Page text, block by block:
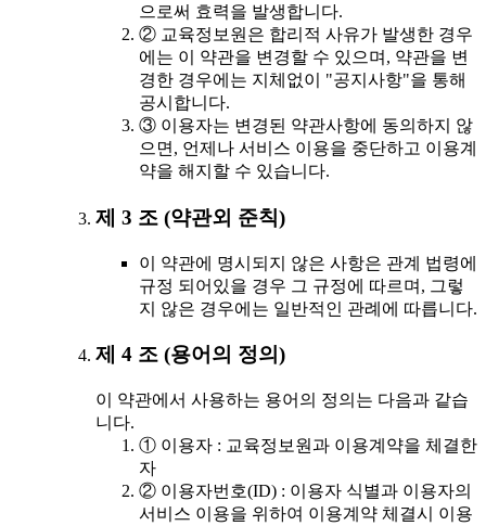
으로써 효력을 발생합니다.
② 교육정보원은 합리적 사유가 발생한 경우
에는 이 약관을 변경할 수 있으며, 약관을 변
경한 경우에는 지체없이 "공지사항"을 통해
공시합니다.
③ 이용자는 변경된 약관사항에 동의하지 않
으면, 언제나 서비스 이용을 중단하고 이용계
약을 해지할 수 있습니다.
제 3 조 (약관외 준칙)
이 약관에 명시되지 않은 사항은 관계 법령에
규정 되어있을 경우 그 규정에 따르며, 그렇
지 않은 경우에는 일반적인 관례에 따릅니다.
제 4 조 (용어의 정의)
이 약관에서 사용하는 용어의 정의는 다음과 같습
니다.
① 이용자 : 교육정보원과 이용계약을 체결한
자
② 이용자번호(ID) : 이용자 식별과 이용자의
서비스 이용을 위하여 이용계약 체결시 이용